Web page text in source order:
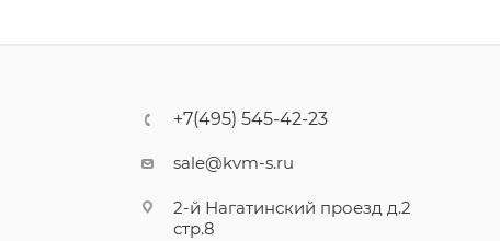
+7(495) 545-42-23
sale@kvm-s.ru
2-й Нагатинский проезд д.2
стр.8